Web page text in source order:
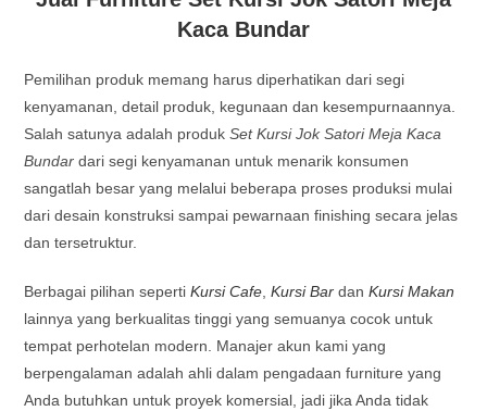
Kaca Bundar
Pemilihan produk memang harus diperhatikan dari segi
kenyamanan, detail produk, kegunaan dan kesempurnaannya.
Salah satunya adalah produkSet Kursi Jok Satori Meja Kaca
Bundardari segi kenyamanan untuk menarik konsumen
sangatlah besar yang melalui beberapa proses produksi mulai
dari desain konstruksi sampai pewarnaan finishing secara jelas
dan tersetruktur.
Berbagai pilihan sepertiKursi Cafe ,Kursi Bar danKursi Makan
lainnya yang berkualitas tinggi yang semuanya cocok untuk
tempat perhotelan modern. Manajer akun kami yang
berpengalaman adalah ahli dalam pengadaan furniture yang
Anda butuhkan untuk proyek komersial, jadi jika Anda tidak